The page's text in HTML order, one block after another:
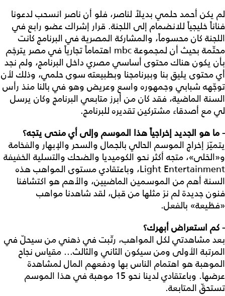
لم يكن أحمد حلمي بديلاً لناصر، فلو أن ناصر انسحب لدعونا
فناناً خليجياً للانضمام إلى اللجنة. قرار إشراك عضو رابع في
اللجنة كان محسوماً، والمشاركة المصرية في البرنامج كانت
محتّمة بحيث أن لمجموعة mbc اهتماماً تجارياً في مصر يترجَم
بأن يكون هناك محتوى أساسي مصري داخل البرنامج، ولم نجد
أي محتوى يليق بنا وببرنامجنا وبطبيعته سوى حلمي، وذلك لأن
توجّهه شبابي وجمهوره واسع وعريض وهو في بالنا منذ رأس
السنة الماضية، فقد كان من أبرز متابعي البرنامج وكان يرسل
لي مع أصدقاء مشتركين تقديره للبرنامج.
- ما هو الجديدإخراجياًهذا الموسم وإلىأيمنحى يتجه؟
يتميّز إخراج الموسم الحالي بالجمال والسحر والإبهار والفخامة
و«الحَلى»، متجه أكثر نحو الكوميديا والضحك والتسلية الخفيفة
Light Entertainment، وباعتقادي مستوى المواهب هذه
السنة أهم من الموسمين الماضيين، والأهم هو اكتشافنا
فنون جديدة لم نرَ مثلها من قبل، لقد شاهدنا مواهب
«فظيعة» بالفعل.
- كم استعراضأبهرك؟
بعد مشاهدتي لكل المواهب، رتّبت في ذهني من سيحلّ في
المرتبة الأولى ومن سيكون الثاني والثالث... مقياس نجاح
الموهبة هو اهتمام الناس بها ودفعهم المال لمشاهدة
عرضها. وباعتقادي لدينا نحو 15 موهبة في هذا الموسم
تستحقّ المتابعة.